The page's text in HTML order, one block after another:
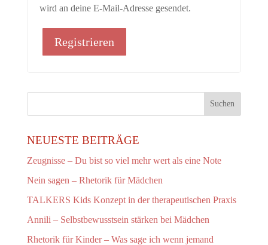
wird an deine E-Mail-Adresse gesendet.
Registrieren
NEUESTE BEITRÄGE
Zeugnisse – Du bist so viel mehr wert als eine Note
Nein sagen – Rhetorik für Mädchen
TALKERS Kids Konzept in der therapeutischen Praxis
Annili – Selbstbewusstsein stärken bei Mädchen
Rhetorik für Kinder – Was sage ich wenn jemand